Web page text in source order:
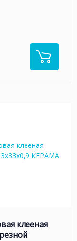
клееная